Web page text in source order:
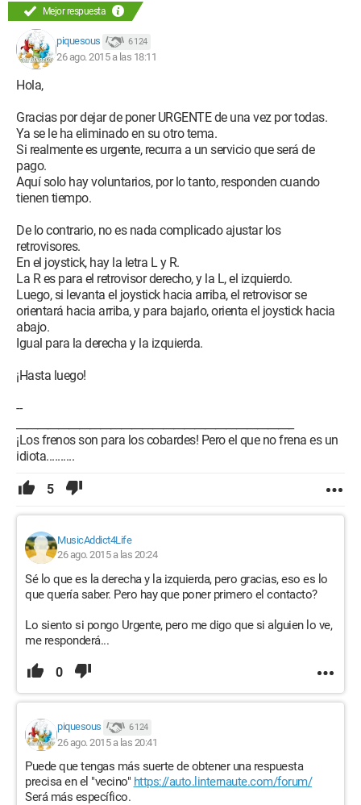
Mejor respuesta
piquesous 6 124
26 ago. 2015 a las 18:11
Hola,
Gracias por dejar de poner URGENTE de una vez por todas.
Ya se le ha eliminado en su otro tema.
Si realmente es urgente, recurra a un servicio que será de
pago.
Aquí solo hay voluntarios, por lo tanto, responden cuando
tienen tiempo.
De lo contrario, no es nada complicado ajustar los
retrovisores.
En el joystick, hay la letra L y R.
La R es para el retrovisor derecho, y la L, el izquierdo.
Luego, si levanta el joystick hacia arriba, el retrovisor se
orientará hacia arriba, y para bajarlo, orienta el joystick hacia
abajo.
Igual para la derecha y la izquierda.
¡Hasta luego!
--
¡Los frenos son para los cobardes! Pero el que no frena es un
idiota..........
5
MusicAddict4Life
26 ago. 2015 a las 20:24
Sé lo que es la derecha y la izquierda, pero gracias, eso es lo
que quería saber. Pero hay que poner primero el contacto?
Lo siento si pongo Urgente, pero me digo que si alguien lo ve,
me responderá...
0
piquesous 6 124
26 ago. 2015 a las 20:41
Puede que tengas más suerte de obtener una respuesta
precisa en el "vecino" https://auto.linternaute.com/forum/
Será más específico.